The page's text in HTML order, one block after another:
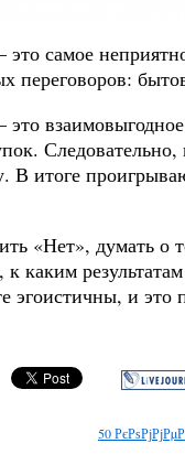
самое
переговоров:
взаимовыгодное
В итоге
«Нет», думать о
к каким
эгоистичны, и это
50